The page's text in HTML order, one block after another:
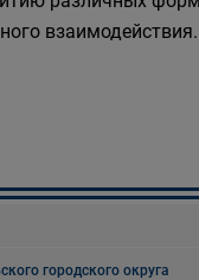
взаимодействия.
городского округа